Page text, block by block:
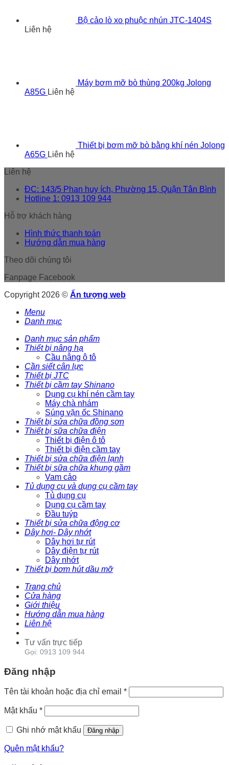
Bộ cảo lò xo phuộc nhún JTC-1404S
Liên hệ
Máy bơm mỡ bò thùng 200kg Jolong
A85G Liên hệ
Thiết bị bơm mỡ bò bằng khí nén Jolong
A65G Liên hệ
Liên hệ
ĐC: 143/5 Phan huy ích, Phường 15, Quận Tân Bình
Hotline 1: 0913 109 944
Hỗ trợ khách hàng
Hình thức thanh toán
Hướng dẫn mua hàng
Theo dõi chúng tôi
Fanpage Facebook
Copyright 2026 © Ấn tượng web
Menu
Danh mục
Danh mục sản phẩm
Thiết bị nâng hạ
Cầu nâng ô tô
Cần siết cân lực
Thiết bị JTC
Thiết bị cầm tay Shinano
Dụng cụ khí nén cầm tay
Máy chà nhám
Súng vặn ốc Shinano
Thiết bị sửa chữa đồng sơn
Thiết bị sữa chữa điện
Thiết bị điện ô tô
Thiết bị điện cầm tay
Thiết bị sửa chữa điện lạnh
Thiết bị sữa chữa khung gầm
Vam cảo
Tủ dụng cụ và dụng cụ cầm tay
Tủ dụng cụ
Dụng cụ cầm tay
Đầu tuýp
Thiết bị sửa chữa động cơ
Dây hơi- Dây nhớt
Dây hơi tự rút
Dây điện tự rút
Dây nhớt
Thiết bị bơm hút dầu mỡ
Trang chủ
Cửa hàng
Giới thiệu
Hướng dẫn mua hàng
Liên hệ
Tư vấn trực tiếp
Gọi: 0913 109 944
Đăng nhập
Tên tài khoản hoặc địa chỉ email *
Mật khẩu *
Ghi nhớ mật khẩu Đăng nhập
Quên mật khẩu?